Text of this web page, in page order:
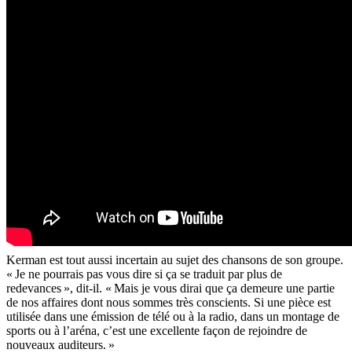
Kerman est tout aussi incertain au sujet des chansons de son groupe.
« Je ne pourrais pas vous dire si ça se traduit par plus de
redevances », dit-il. « Mais je vous dirai que ça demeure une partie
de nos affaires dont nous sommes très conscients. Si une pièce est
utilisée dans une émission de télé ou à la radio, dans un montage de
sports ou à l’aréna, c’est une excellente façon de rejoindre de
nouveaux auditeurs. »